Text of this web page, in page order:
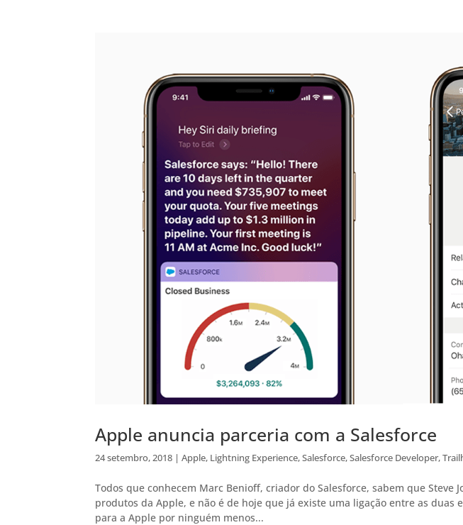
Apple anuncia parceria com a Salesforce
24 setembro, 2018 |Apple, Lightning Experience,Salesforce,Salesforce Developer,
Todos que conhecem Marc Benioff, criador do Salesforce, sabem que Steve
produtos da Apple, e não é de hoje que já existe uma ligação entre as duas
para a Apple por ninguém menos...